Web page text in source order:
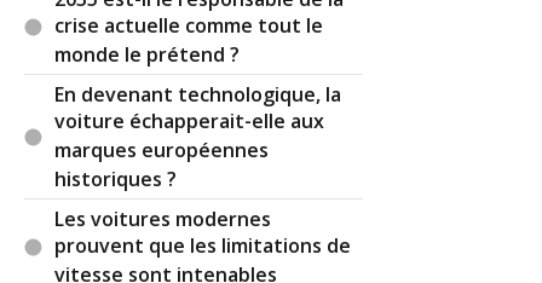
crise actuelle comme tout le
monde le prétend ?
En devenant technologique, la
voiture échapperait-elle aux
marques européennes
historiques ?
Les voitures modernes
prouvent que les limitations de
vitesse sont intenables